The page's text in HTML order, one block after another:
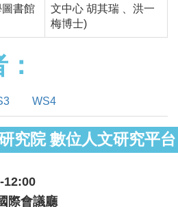
書館
文中心 胡其瑞 、洪一
梅博士)
WS4
究院 數位人文研究平台
12:00
際會議廳